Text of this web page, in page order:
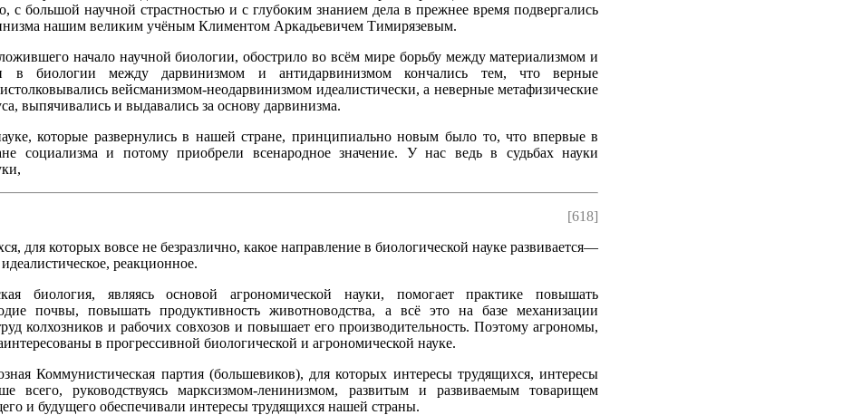
с большой научной страстностью и с глубоким знанием дела в прежнее время подвергались
нашим великим учёным Климентом Аркадьевичем Тимирязевым.
начало научной биологии, обострило во всём мире борьбу между материализмом и
в биологии между дарвинизмом и антидарвинизмом кончались тем, что верные
вейсманизмом-неодарвинизмом идеалистически, а неверные метафизические
выпячивались и выдавались за основу дарвинизма.
которые развернулись в нашей стране, принципиально новым было то, что впервые в
социализма и потому приобрели всенародное значение. У нас ведь в судьбах науки
[618]
для которых вовсе не безразлично, какое направление в биологической науке развивается—
реакционное.
биология, являясь основой агрономической науки, помогает практике повышать
почвы, повышать продуктивность животноводства, а всё это на базе механизации
колхозников и рабочих совхозов и повышает его производительность. Поэтому агрономы,
в прогрессивной биологической и агрономической науке.
Коммунистическая партия (большевиков), для которых интересы трудящихся, интересы
всего, руководствуясь марксизмом-ленинизмом, развитым и развиваемым товарищем
и будущего обеспечивали интересы трудящихся нашей страны.